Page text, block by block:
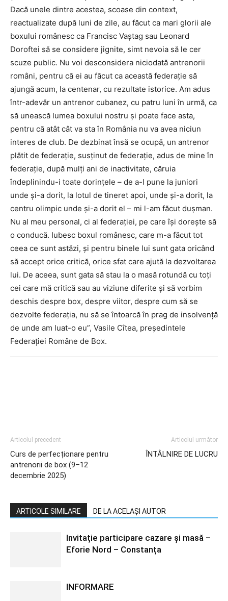
Dacă unele dintre acestea, scoase din context,
reactualizate după luni de zile, au făcut ca mari glorii ale
boxului românesc ca Francisc Vaștag sau Leonard
Doroftei să se considere jignite, simt nevoia să le cer
scuze public. Nu voi desconsidera niciodată antrenorii
români, pentru că ei au făcut ca această federație să
ajungă acum, la centenar, cu rezultate istorice. Am adus
într-adevăr un antrenor cubanez, cu patru luni în urmă, ca
să unească lumea boxului nostru și poate face asta,
pentru că atât cât va sta în România nu va avea niciun
interes de club. De dezbinat însă se ocupă, un antrenor
plătit de federație, susținut de federație, adus de mine în
federație, după mulți ani de inactivitate, căruia
îndeplinindu-i toate dorințele – de a-l pune la juniori
unde și-a dorit, la lotul de tineret apoi, unde și-a dorit, la
centru olimpic unde și-a dorit el – mi l-am făcut dușman.
Nu al meu personal, ci al federației, pe care își dorește să
o conducă. Iubesc boxul românesc, care m-a făcut tot
ceea ce sunt astăzi, și pentru binele lui sunt gata oricând
să accept orice critică, orice sfat care ajută la dezvoltarea
lui. De aceea, sunt gata să stau la o masă rotundă cu toți
cei care mă critică sau au viziune diferite și să vorbim
deschis despre box, despre viitor, despre cum să se
dezvolte federația, nu să se întoarcă în prag de insolvență
de unde am luat-o eu”, Vasile Cîtea, președintele
Federației Române de Box.
Articolul precedent
Curs de perfecționare pentru
antrenorii de box (9–12
decembrie 2025)
Articolul următor
ÎNTÂLNIRE DE LUCRU
ARTICOLE SIMILARE DE LA ACELAȘI AUTOR
Invitație participare cazare și masă –
Eforie Nord – Constanța
INFORMARE